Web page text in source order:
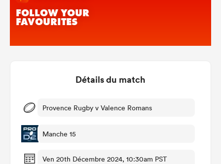
Détails du match
Provence Rugby v Valence Romans
Manche 15
Ven 20th Décembre 2024, 10:30am PST